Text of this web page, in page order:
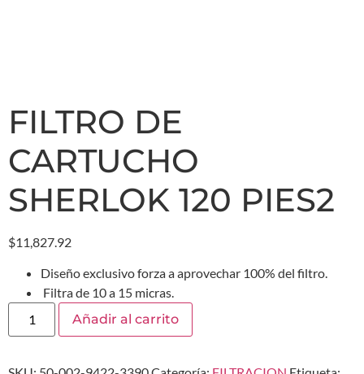
FILTRO DE
CARTUCHO
SHERLOK 120 PIES2
$11,827.92
Diseño exclusivo forza a aprovechar 100% del filtro.
 Filtra de 10 a 15 micras.
Añadir al carrito